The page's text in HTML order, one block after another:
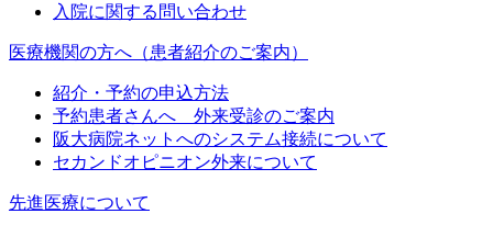
入院に関する問い合わせ
医療機関の方へ（患者紹介のご案内）
紹介・予約の申込方法
予約患者さんへ 外来受診のご案内
阪大病院ネットへのシステム接続について
セカンドオピニオン外来について
先進医療について